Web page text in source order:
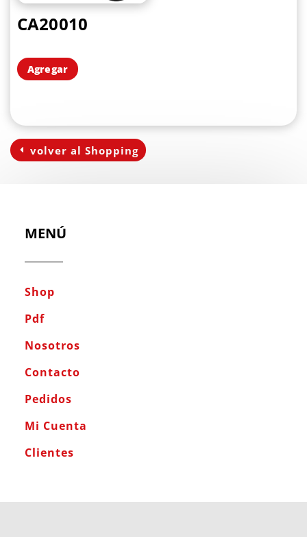
CA20010
Agregar
volver al Shopping
MENÚ
Shop
Pdf
Nosotros
Contacto
Pedidos
Mi Cuenta
Clientes